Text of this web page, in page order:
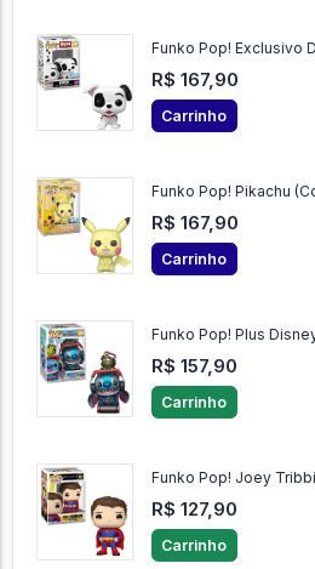
Funko Pop! Exclusivo
R$ 167,90
Carrinho
Funko Pop! Pikachu
R$ 167,90
Carrinho
Funko Pop! Plus
R$ 157,90
Carrinho
Funko Pop! Joey
R$ 127,90
Carrinho